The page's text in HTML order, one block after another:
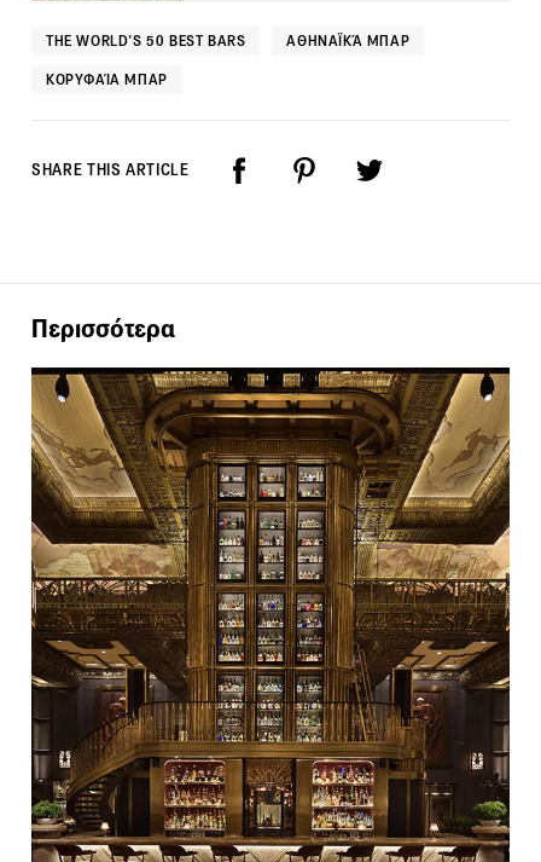
THE WORLD’S 50 BEST BARS ΑΘΗΝΑΪΚΆ ΜΠΑΡ
ΚΟΡΥΦΑΊΑ ΜΠΑΡ
SHARE THIS ARTICLE
Περισσότερα